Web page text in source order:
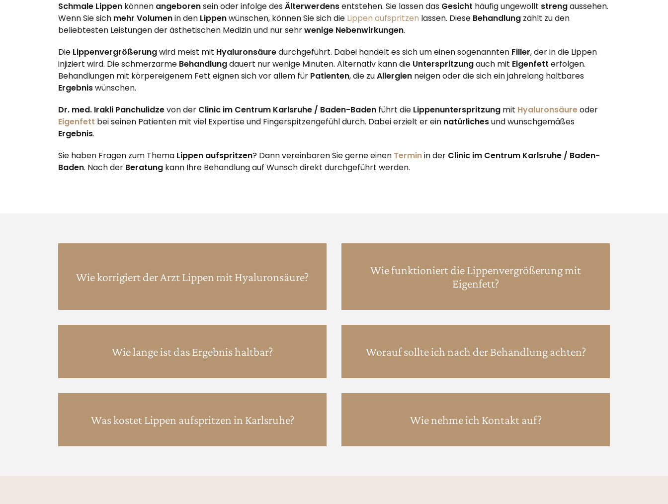
Schmale Lippen können angeborensein oder infolge desÄlterwerdensentstehen. Sie lassen das Gesicht häufig ungewollt strengaussehen.
Wenn Sie sich mehr Volumenin den Lippenwünschen, können Sie sich die Lippen aufspritzen lassen. Diese Behandlung zählt zu den
beliebtesten Leistungen der ästhetischen Medizin und nur sehrwenige Nebenwirkungen.
Die Lippenvergrößerungwird meist mit Hyaluronsäuredurchgeführt. Dabei handelt es sich um einen sogenannten Filler, der in die Lippen
injiziert wird. Die schmerzarme Behandlungdauert nur wenige Minuten. Alternativ kann die Unterspritzungauch mit Eigenfett erfolgen.
Behandlungen mit körpereigenem Fett eignen sich vor allem für Patienten, die zuAllergien neigen oder die sich ein jahrelang haltbares
Ergebniswünschen.
Dr. med. Irakli Panchulidzevon der Clinic im Centrum Karlsruhe / Baden-Baden führt die Lippenunterspritzung mit Hyaluronsäureoder
Eigenfett bei seinen Patienten mit viel Expertise und Fingerspitzengefühl durch. Dabei erzielt er ein natürlichesund wunschgemäßes
Ergebnis.
Sie haben Fragen zum Thema Lippen aufspritzen? Dann vereinbaren Sie gerne einen Terminin der Clinic im Centrum Karlsruhe / Baden-
Baden. Nach der Beratung kann Ihre Behandlung auf Wunsch direkt durchgeführt werden.
Wie korrigiert der Arzt Lippen mit Hyaluronsäure?
Wie funktioniert die Lippenvergrößerung mit
Eigenfett?
Wie lange ist das Ergebnis haltbar? Worauf sollte ich nach der Behandlung achten?
Was kostet Lippen aufspritzen in Karlsruhe? Wie nehme ich Kontakt auf?